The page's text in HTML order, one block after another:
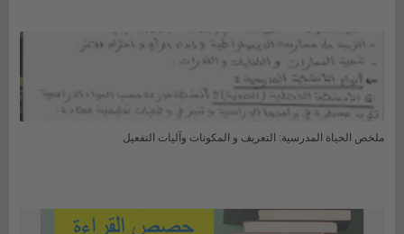
ملخص الحياة المدرسية: التعريف و المكونات وآليات التفعيل